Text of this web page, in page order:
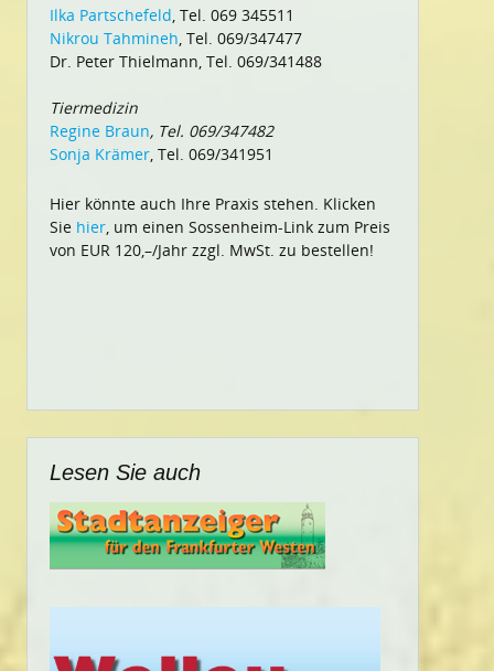
Ilka Partschefeld, Tel. 069 345511
Nikrou Tahmineh, Tel. 069/347477
Dr. Peter Thielmann, Tel. 069/341488
Tiermedizin
Regine Braun, Tel. 069/347482
Sonja Krämer, Tel. 069/341951
Hier könnte auch Ihre Praxis stehen. Klicken
Sie hier, um einen Sossenheim-Link zum Preis
von EUR 120,–/Jahr zzgl. MwSt. zu bestellen!
Lesen Sie auch